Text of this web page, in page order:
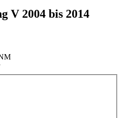
V 2004 bis 2014